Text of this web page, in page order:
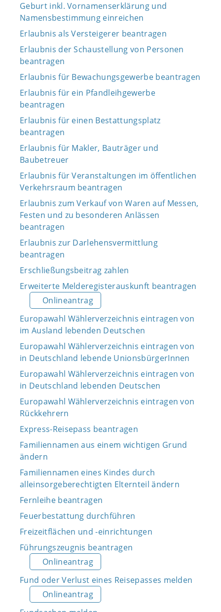
Geburt inkl. Vornamenserklärung und
Namensbestimmung einreichen
Erlaubnis als Versteigerer beantragen
Erlaubnis der Schaustellung von Personen
beantragen
Erlaubnis für Bewachungsgewerbe beantragen
Erlaubnis für ein Pfandleihgewerbe
beantragen
Erlaubnis für einen Bestattungsplatz
beantragen
Erlaubnis für Makler, Bauträger und
Baubetreuer
Erlaubnis für Veranstaltungen im öffentlichen
Verkehrsraum beantragen
Erlaubnis zum Verkauf von Waren auf Messen,
Festen und zu besonderen Anlässen
beantragen
Erlaubnis zur Darlehensvermittlung
beantragen
Erschließungsbeitrag zahlen
Erweiterte Melderegisterauskunft beantragen
Onlineantrag
Europawahl Wählerverzeichnis eintragen von
im Ausland lebenden Deutschen
Europawahl Wählerverzeichnis eintragen von
in Deutschland lebende UnionsbürgerInnen
Europawahl Wählerverzeichnis eintragen von
in Deutschland lebenden Deutschen
Europawahl Wählerverzeichnis eintragen von
Rückkehrern
Express-Reisepass beantragen
Familiennamen aus einem wichtigen Grund
ändern
Familiennamen eines Kindes durch
alleinsorgeberechtigten Elternteil ändern
Fernleihe beantragen
Feuerbestattung durchführen
Freizeitflächen und -einrichtungen
Führungszeugnis beantragen
Onlineantrag
Fund oder Verlust eines Reisepasses melden
Onlineantrag